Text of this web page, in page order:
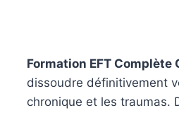
Formation EFT Complète
dissoudre définitivement
chronique et les traumas.